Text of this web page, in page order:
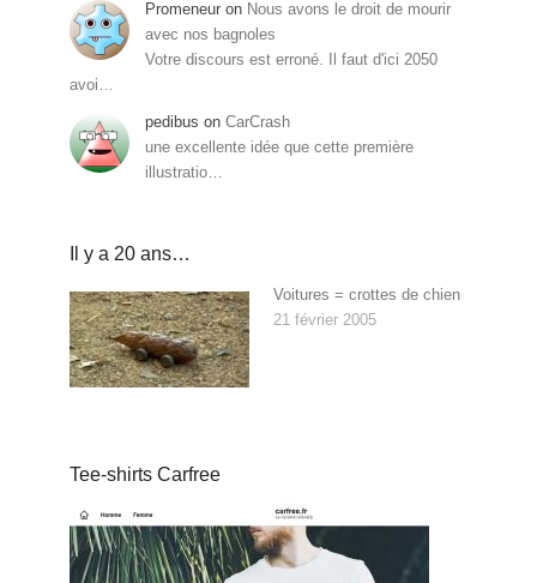
Promeneur on Nous avons le droit de mourir
avec nos bagnoles
Votre discours est erroné. Il faut d'ici 2050
avoi…
pedibus on CarCrash
une excellente idée que cette première
illustratio…
Il y a 20 ans…
Voitures = crottes de chien
21 février 2005
Tee-shirts Carfree